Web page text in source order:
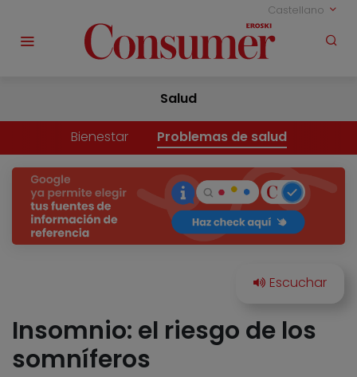
Castellano
Salud
Bienestar Problemas de salud
Insomnio: el riesgo de los
somníferos